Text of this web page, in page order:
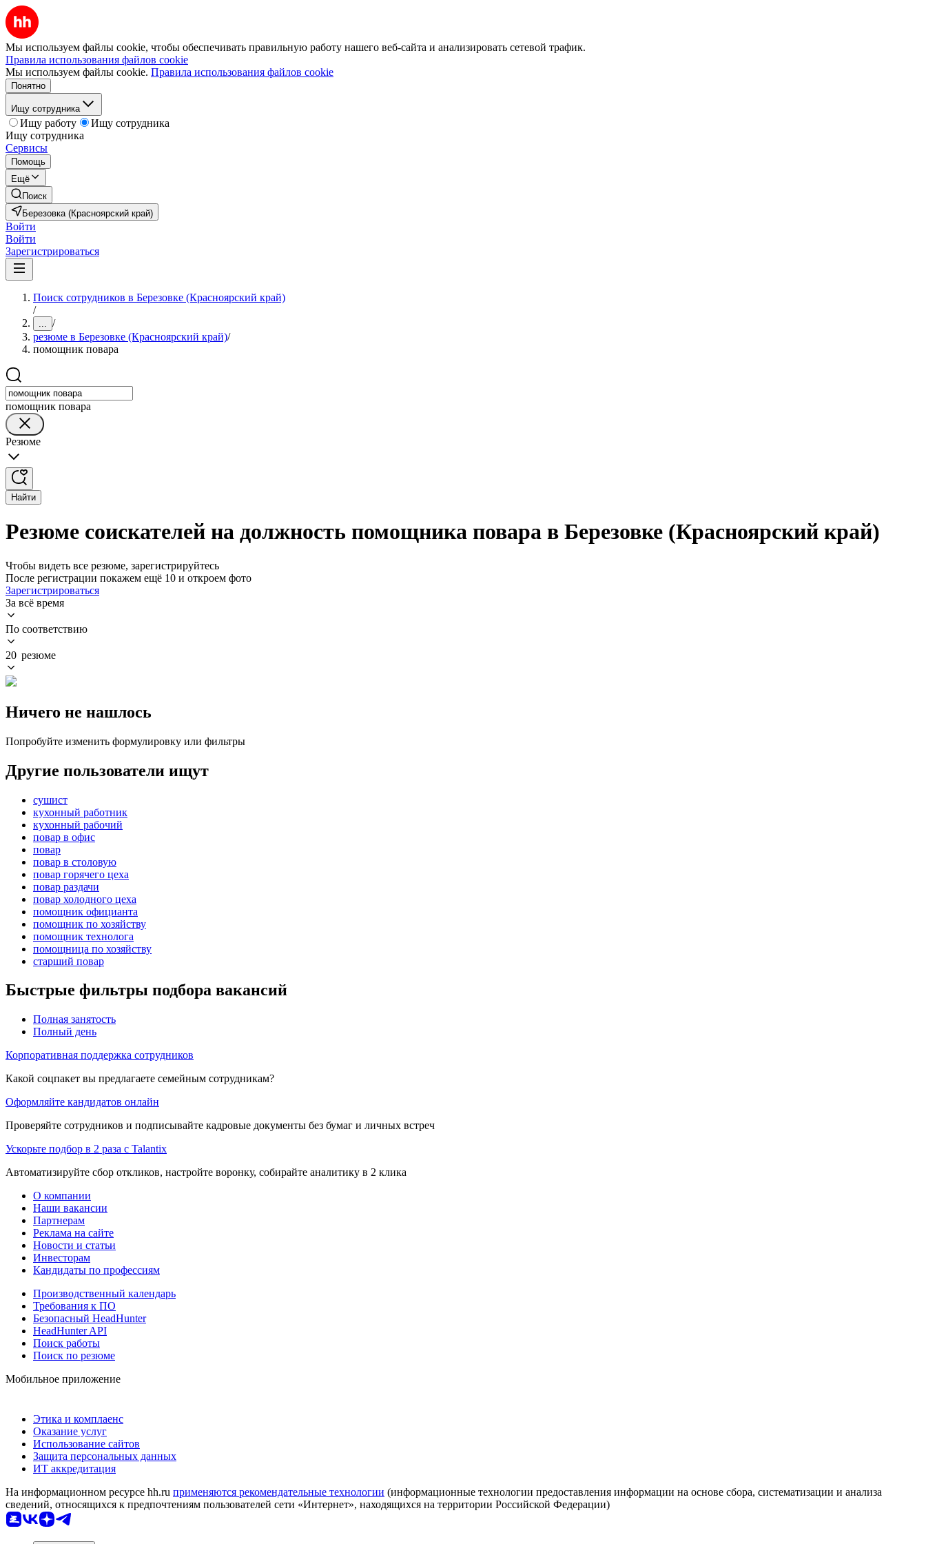
Мы используем файлы cookie, чтобы обеспечивать правильную работу нашего веб-сайта и анализировать сетевой трафик.
Правила использования файлов cookie
Мы используем файлы cookie. Правила использования файлов cookie
Понятно
Ищу сотрудника
Ищу работу
Ищу сотрудника
Ищу сотрудника
Сервисы
Помощь
Ещё
Поиск
Березовка (Красноярский край)
Войти
Войти
Зарегистрироваться
Поиск сотрудников в Березовке (Красноярский край)
/
... /
резюме в Березовке (Красноярский край)/
помощник повара
помощник повара
Резюме
Найти
Резюме соискателей на должность помощника повара в Березовке (Красноярский край)
Чтобы видеть все резюме, зарегистрируйтесь
После регистрации покажем ещё 10 и откроем фото
Зарегистрироваться
За всё время
По соответствию
20 резюме
Ничего не нашлось
Попробуйте изменить формулировку или фильтры
Другие пользователи ищут
сушист
кухонный работник
кухонный рабочий
повар в офис
повар
повар в столовую
повар горячего цеха
повар раздачи
повар холодного цеха
помощник официанта
помощник по хозяйству
помощник технолога
помощница по хозяйству
старший повар
Быстрые фильтры подбора вакансий
Полная занятость
Полный день
Корпоративная поддержка сотрудников
Какой соцпакет вы предлагаете семейным сотрудникам?
Оформляйте кандидатов онлайн
Проверяйте сотрудников и подписывайте кадровые документы без бумаг и личных встреч
Ускорьте подбор в 2 раза с Talantix
Автоматизируйте сбор откликов, настройте воронку, собирайте аналитику в 2 клика
О компании
Наши вакансии
Партнерам
Реклама на сайте
Новости и статьи
Инвесторам
Кандидаты по профессиям
Производственный календарь
Требования к ПО
Безопасный HeadHunter
HeadHunter API
Поиск работы
Поиск по резюме
Мобильное приложение
Этика и комплаенс
Оказание услуг
Использование сайтов
Защита персональных данных
ИТ аккредитация
На информационном ресурсе hh.ru применяются рекомендательные технологии (информационные технологии предоставления информации на основе сбора, систематизации и анализа
сведений, относящихся к предпочтениям пользователей сети «Интернет», находящихся на территории Российской Федерации)